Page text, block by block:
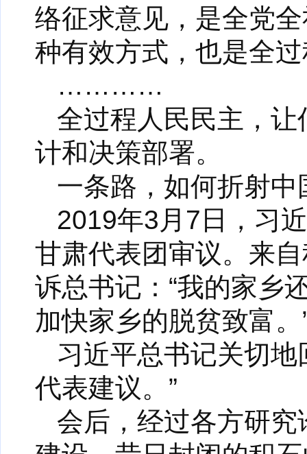
络征求意见，是全党
种有效方式，也是全
…………
全过程人民民主，
计和决策部署。
一条路，如何折射
2019年3月7日，习
甘肃代表团审议。来
诉总书记：“我的家乡
加快家乡的脱贫致富。
习近平总书记关切
代表建议。”
会后，经过各方研